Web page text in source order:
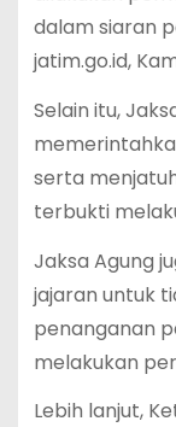
dalam siaran
jatim.go.id,
Selain itu,
serta
terbukti
Jaksa Agung
jajaran untuk
penanganan
melakukan
Lebih lanjut,